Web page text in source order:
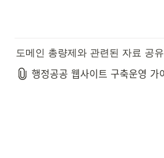
도메인 총량제와 관련된 자료 공유